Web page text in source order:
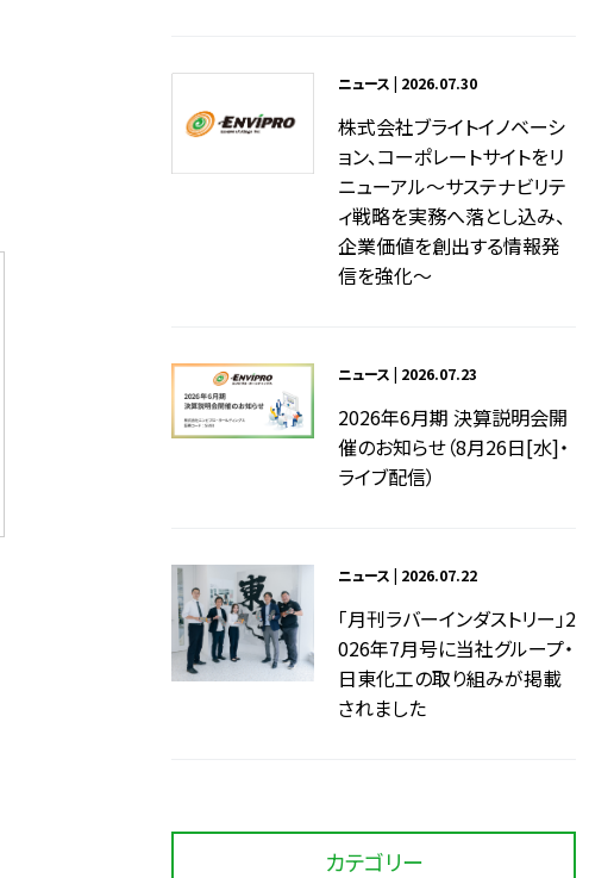
ニュース | 2026.07.30
株式会社ブライトイノベーシ
ョン、コーポレートサイトをリ
ニューアル～サステナビリテ
ィ戦略を実務へ落とし込み、
企業価値を創出する情報発
信を強化～
ニュース | 2026.07.23
2026年6月期 決算説明会開
催のお知らせ（8月26日[水]・
ライブ配信）
ニュース | 2026.07.22
「月刊ラバーインダストリー」2
026年7月号に当社グループ・
日東化工の取り組みが掲載
されました
カテゴリー